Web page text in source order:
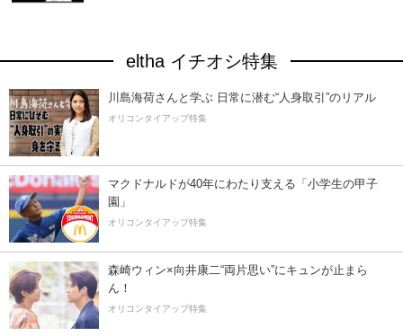
eltha イチオシ特集
川島海荷さんと学ぶ 日常に潜む“人身取引”のリアル
オリコンタイアップ特集
マクドナルドが40年にわたり支える「小学生の甲子
園」
オリコンタイアップ特集
森崎ウィン×向井康二“両片思い”にキュンが止まら
ん！
オリコンタイアップ特集